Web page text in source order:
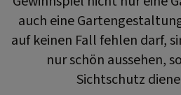
auch eine
auf keinen Fall fehlen darf,
nur schön aussehen,
Sichtschutz